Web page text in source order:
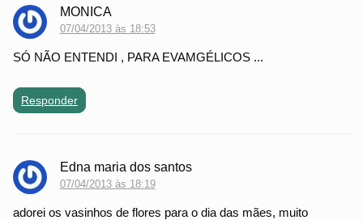
MONICA
07/04/2013 às 18:53
SÓ NÃO ENTENDI , PARA EVAMGÉLICOS ...
Responder
Edna maria dos santos
07/04/2013 às 18:19
adorei os vasinhos de flores para o dia das mães, muito